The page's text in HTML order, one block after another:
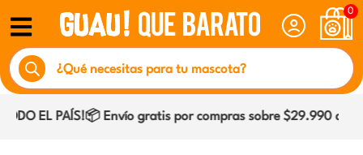
contenido
0
Búsqueda
de
productos
EL PAÍS!📦 Envío gratis por compras sobre $29.990